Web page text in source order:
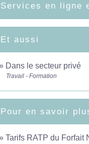
Services en ligne
Et aussi
Dans le secteur privé
Travail - Formation
Pour en savoir
Tarifs RATP du Forfait